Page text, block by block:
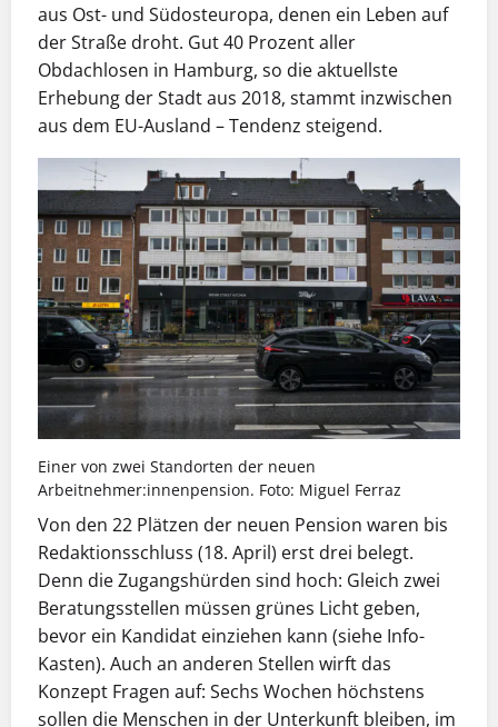
aus Ost- und Südosteuropa, denen ein Leben auf
der Straße droht. Gut 40 Prozent aller
Obdachlosen in Hamburg, so die aktuellste
Erhebung der Stadt aus 2018, stammt inzwischen
aus dem EU-Ausland – Tendenz steigend.
Einer von zwei Standorten der neuen
Arbeitnehmer:innenpension. Foto: Miguel Ferraz
Von den 22 Plätzen der neuen Pension waren bis
Redaktionsschluss (18. April) erst drei belegt.
Denn die Zugangs­hürden sind hoch: Gleich zwei
Beratungsstellen müssen grünes Licht geben,
bevor ein Kandidat einziehen kann (siehe Info-
Kasten). Auch an anderen Stellen wirft das
Konzept Fragen auf: Sechs Wochen höchstens
sollen die Menschen in der Unterkunft bleiben, im